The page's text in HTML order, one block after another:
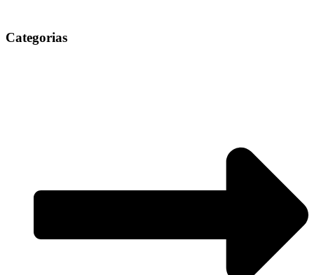
Categorias